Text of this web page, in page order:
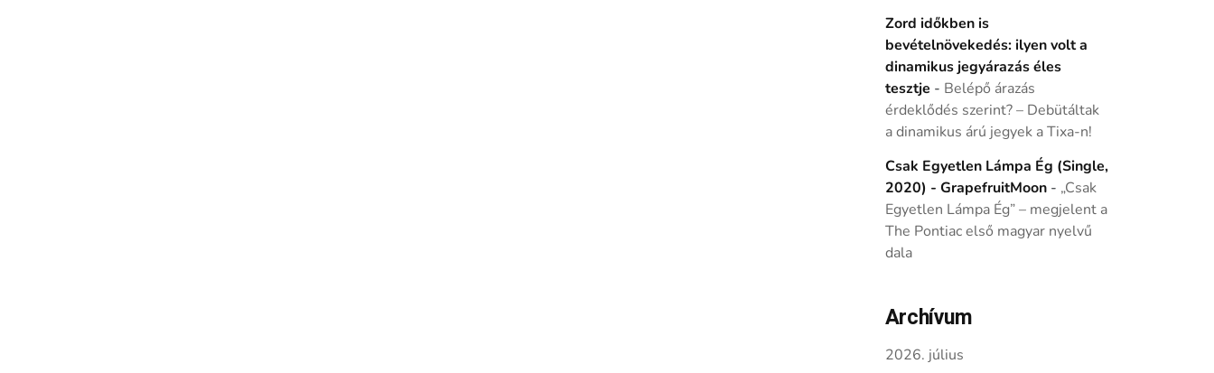
Zord időkben is
bevételnövekedés: ilyen volt a
dinamikus jegyárazás éles
tesztje - Belépő árazás
érdeklődés szerint? – Debütáltak
a dinamikus árú jegyek a Tixa-n!
Csak Egyetlen Lámpa Ég (Single,
2020) - GrapefruitMoon- „Csak
Egyetlen Lámpa Ég” – megjelent a
The Pontiac első magyar nyelvű
dala
Archívum
2026. július